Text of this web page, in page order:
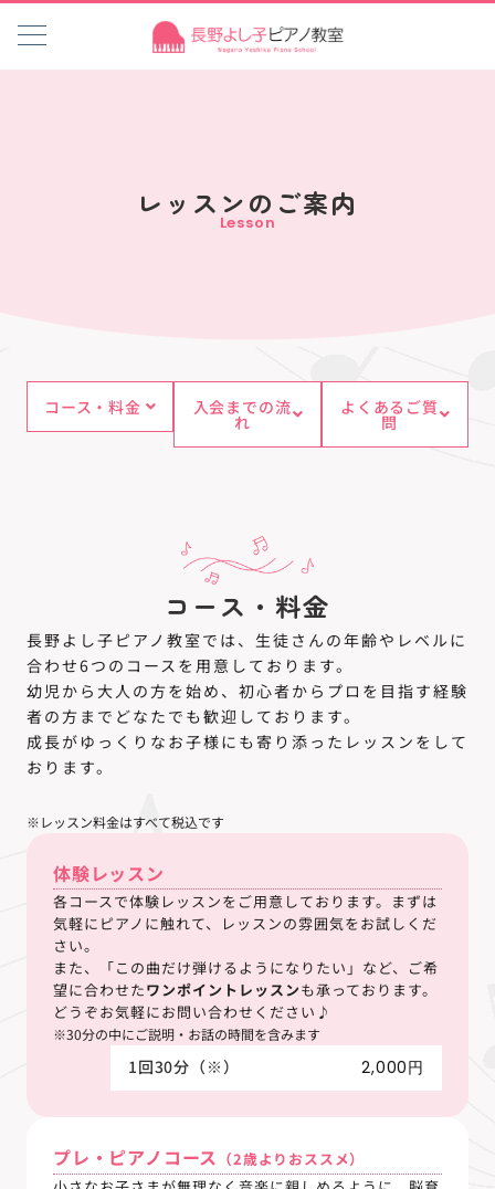
レッスンのご案内
Lesson
コース・料金 入会までの流
れ
よくあるご質
問
コース・料金
長野よし子ピアノ教室では、生徒さんの年齢やレベルに
合わせ6つのコースを用意しております。
幼児から大人の方を始め、初心者からプロを目指す経験
者の方までどなたでも歓迎しております。
成長がゆっくりなお子様にも寄り添ったレッスンをして
おります。
※レッスン料金はすべて税込です
体験レッスン
各コースで体験レッスンをご用意しております。まずは
気軽にピアノに触れて、レッスンの雰囲気をお試しくだ
さい。
また、「この曲だけ弾けるようになりたい」など、ご希
望に合わせたワンポイントレッスンも承っております。
どうぞお気軽にお問い合わせください♪
※30分の中にご説明・お話の時間を含みます
1回30分（※） 2,000円
プレ・ピアノコース （2歳よりおススメ）